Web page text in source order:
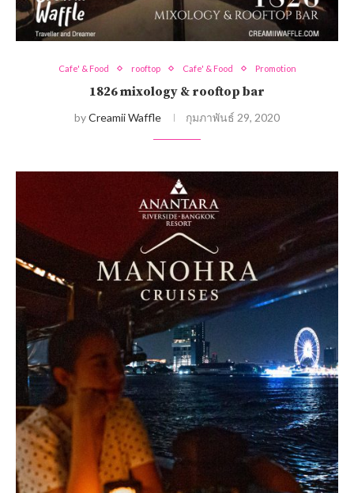
Cafe' & Food rooftop Cafe' & Food Promotion
1826 mixology & rooftop bar
byCreamii Waffle กุมภาพันธ์ 29, 2020